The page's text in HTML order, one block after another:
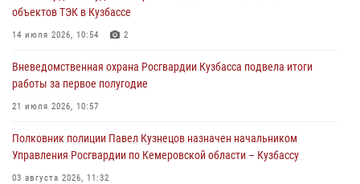
05 августа 2026, 08:50
Росгвардейцы пресекли нарушение общественного порядка на
05 августа 2026, 08:10
Росгвардейцы в Юрге пресекли попытку проникновения на
05 августа 2026, 07:45
объектов ТЭК в Кузбассе
14 июля 2026, 10:54 2
Вневедомственная охрана Росгвардии Кузбасса подвела итоги
работы за первое полугодие
21 июля 2026, 10:57
Полковник полиции Павел Кузнецов назначен начальником
Управления Росгвардии по Кемеровской области – Кузбассу
03 августа 2026, 11:32